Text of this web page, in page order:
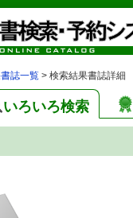
誌一覧 > 検索結果書誌詳細
いろいろ検索